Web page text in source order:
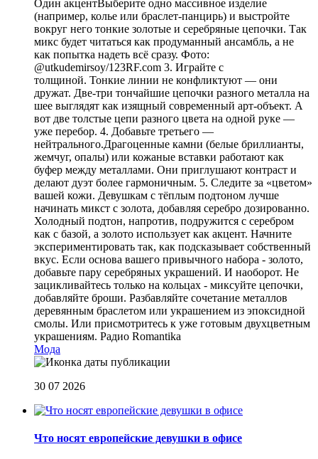
Один акцентВыберите одно массивное изделие
(например, колье или браслет-панцирь) и выстройте
вокруг него тонкие золотые и серебряные цепочки. Так
микс будет читаться как продуманный ансамбль, а не
как попытка надеть всё сразу. Фото:
@utkudemirsoy/123RF.com 3. Играйте с
толщиной. Тонкие линии не конфликтуют — они
дружат. Две-три тончайшие цепочки разного металла на
шее выглядят как изящный современный арт-объект. А
вот две толстые цепи разного цвета на одной руке —
уже перебор. 4. Добавьте третьего —
нейтрального.Драгоценные камни (белые бриллианты,
жемчуг, опалы) или кожаные вставки работают как
буфер между металлами. Они приглушают контраст и
делают дуэт более гармоничным. 5. Следите за «цветом»
вашей кожи. Девушкам с тёплым подтоном лучше
начинать микст с золота, добавляя серебро дозированно.
Холодный подтон, напротив, подружится с серебром
как с базой, а золото использует как акцент. Начните
экспериментировать так, как подсказывает собственный
вкус. Если основа вашего привычного набора - золото,
добавьте пару серебряных украшений. И наоборот. Не
зацикливайтесь только на кольцах - миксуйте цепочки,
добавляйте броши. Разбавляйте сочетание металлов
деревянным браслетом или украшением из эпоксидной
смолы. Или присмотритесь к уже готовым двухцветным
украшениям. Радио Romantika
Мода
30 07 2026
Что носят европейские девушки в офисе